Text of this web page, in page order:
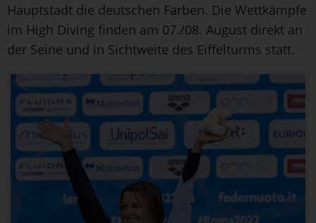
Hauptstadt die deutschen Farben. Die Wettkämpfe
im High Diving finden am 07./08. August direkt an
der Seine und in Sichtweite des Eiffelturms statt.